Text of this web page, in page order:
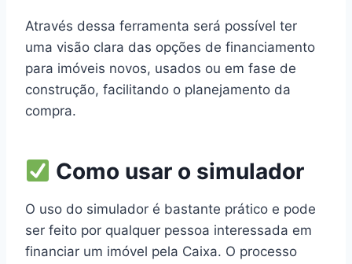
Através dessa ferramenta será possível ter
uma visão clara das opções de financiamento
para imóveis novos, usados ou em fase de
construção, facilitando o planejamento da
compra.
Como usar o simulador
O uso do simulador é bastante prático e pode
ser feito por qualquer pessoa interessada em
financiar um imóvel pela Caixa. O processo